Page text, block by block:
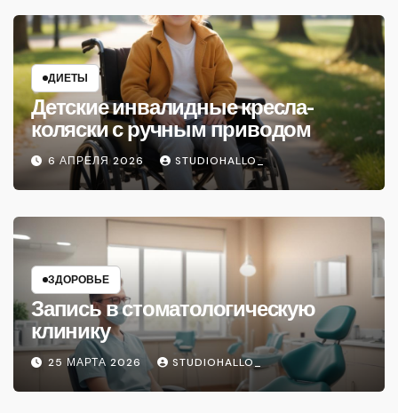
ДИЕТЫ
Детские инвалидные кресла-
коляски с ручным приводом
6 АПРЕЛЯ 2026 STUDIOHALLO_
ЗДОРОВЬЕ
Запись в стоматологическую
клинику
25 МАРТА 2026 STUDIOHALLO_